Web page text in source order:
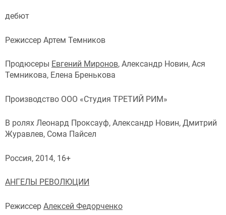
дебют
Режиссер Артем Темников
Продюсеры Евгений Миронов, Александр Новин, Ася
Темникова, Елена Бренькова
Производство ООО «Студия ТРЕТИЙ РИМ»
В ролях Леонард Проксауф, Александр Новин, Дмитрий
Журавлев, Сома Пайсел
Россия, 2014, 16+
АНГЕЛЫ РЕВОЛЮЦИИ
Режиссер Алексей Федорченко